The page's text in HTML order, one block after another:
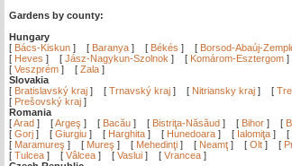
Gardens by county:
Hungary
[ Bács-Kiskun ] [ Baranya ] [ Békés ] [ Borsod-Abaúj-
[ Heves ] [ Jász-Nagykun-Szolnok ] [ Komárom-Esztergom ]
[ Veszprém ] [ Zala ]
Slovakia
[ Bratislavský kraj ] [ Trnavský kraj ] [ Nitriansky kraj ] [
[ Prešovský kraj ]
Romania
[Arad ] [Argeş ] [ Bacău ] [ Bistriţa-Năsăud ] [ Bihor ] [
[ Gorj ] [ Giurgiu ] [ Harghita ] [ Hunedoara ] [ Ialomiţa ] [
[ Maramureş ] [ Mureş ] [ Mehedinţi ] [ Neamţ ] [ Olt ] [
[ Tulcea ] [ Vâlcea ] [ Vaslui ] [ Vrancea ]